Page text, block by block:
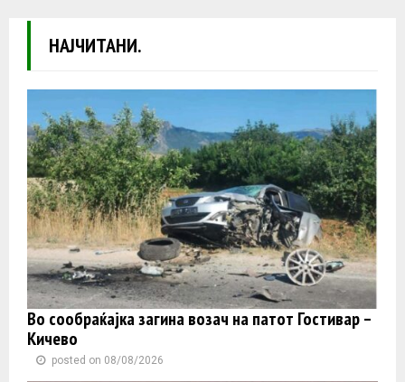
НАЈЧИТАНИ.
Во сообраќајка загина возач на патот Гостивар –
Кичево
posted on 08/08/2026